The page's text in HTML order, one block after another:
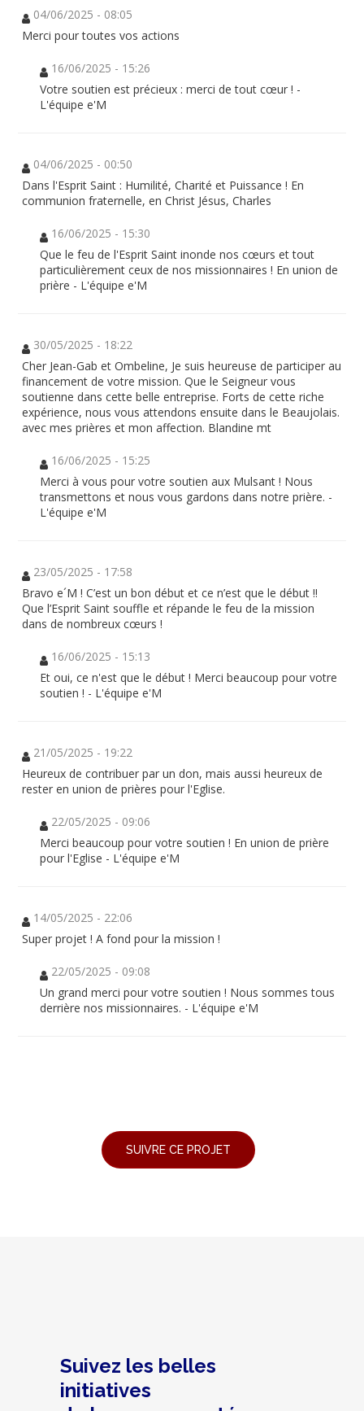
04/06/2025 - 08:05
Merci pour toutes vos actions
16/06/2025 - 15:26
Votre soutien est précieux : merci de tout cœur ! -
L'équipe e'M
04/06/2025 - 00:50
Dans l'Esprit Saint : Humilité, Charité et Puissance ! En
communion fraternelle, en Christ Jésus, Charles
16/06/2025 - 15:30
Que le feu de l'Esprit Saint inonde nos cœurs et tout
particulièrement ceux de nos missionnaires ! En union de
prière - L'équipe e'M
30/05/2025 - 18:22
Cher Jean-Gab et Ombeline, Je suis heureuse de participer au
financement de votre mission. Que le Seigneur vous
soutienne dans cette belle entreprise. Forts de cette riche
expérience, nous vous attendons ensuite dans le Beaujolais.
avec mes prières et mon affection. Blandine mt
16/06/2025 - 15:25
Merci à vous pour votre soutien aux Mulsant ! Nous
transmettons et nous vous gardons dans notre prière. -
L'équipe e'M
23/05/2025 - 17:58
Bravo e´M ! C’est un bon début et ce n’est que le début !!
Que l’Esprit Saint souffle et répande le feu de la mission
dans de nombreux cœurs !
16/06/2025 - 15:13
Et oui, ce n'est que le début ! Merci beaucoup pour votre
soutien ! - L'équipe e'M
21/05/2025 - 19:22
Heureux de contribuer par un don, mais aussi heureux de
rester en union de prières pour l'Eglise.
22/05/2025 - 09:06
Merci beaucoup pour votre soutien ! En union de prière
pour l'Eglise - L'équipe e'M
14/05/2025 - 22:06
Super projet ! A fond pour la mission !
22/05/2025 - 09:08
Un grand merci pour votre soutien ! Nous sommes tous
derrière nos missionnaires. - L'équipe e'M
Suivez les belles
initiatives